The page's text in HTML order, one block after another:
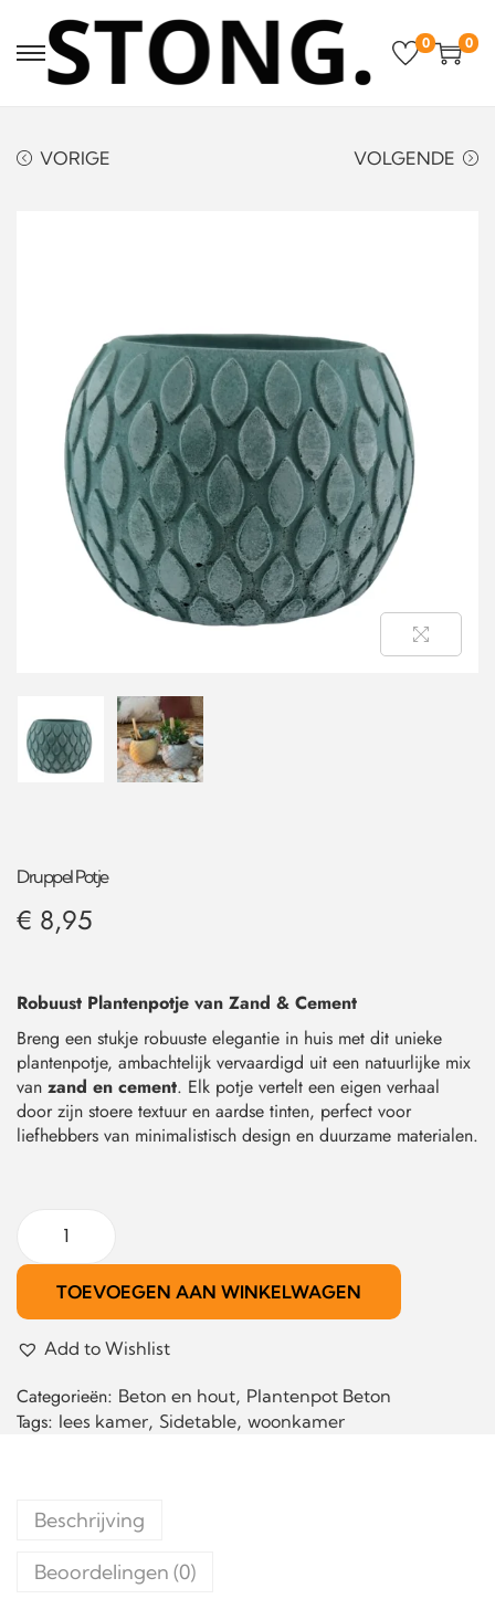
0 0
VORIGE VOLGENDE
Druppel Potje
€ 8,95
Robuust Plantenpotje van Zand & Cement
Breng een stukje robuuste elegantie in huis met dit unieke
plantenpotje, ambachtelijk vervaardigd uit een natuurlijke mix
van zand en cement. Elk potje vertelt een eigen verhaal
door zijn stoere textuur en aardse tinten, perfect voor
liefhebbers van minimalistisch design en duurzame materialen.
TOEVOEGEN AAN WINKELWAGEN
Add to Wishlist
Categorieën: Beton en hout, Plantenpot Beton
Tags: lees kamer, Sidetable, woonkamer
Beschrijving
Beoordelingen (0)